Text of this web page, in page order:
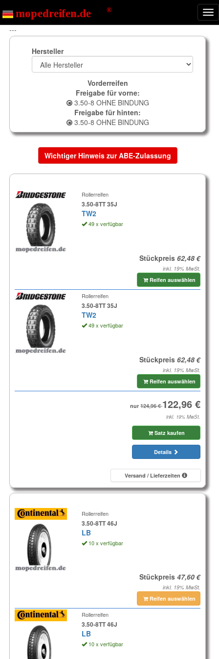
---
Hersteller
Vorderreifen
Freigabe für vorne:
3.50-8 OHNE BINDUNG
Freigabe für hinten:
3.50-8 OHNE BINDUNG
Wichtiger Hinweis zur ABE-Zulassung
Rollerreifen
3.50-8TT 35J
TW2
49 x verfügbar
Stückpreis
inkl. 19% MwSt.
Reifen auswählen
Rollerreifen
3.50-8TT 35J
TW2
49 x verfügbar
Stückpreis
inkl. 19% MwSt.
Reifen auswählen
nur
inkl. 19% MwSt.
Satz kaufen
Details
Versand / Lieferzeiten
Rollerreifen
3.50-8TT 46J
LB
10 x verfügbar
Stückpreis
inkl. 19% MwSt.
Reifen auswählen
Rollerreifen
3.50-8TT 46J
LB
10 x verfügbar